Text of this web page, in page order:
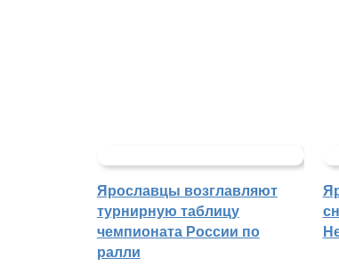
Ярославцы возглавляют
турнирную таблицу
чемпионата России по
ралли